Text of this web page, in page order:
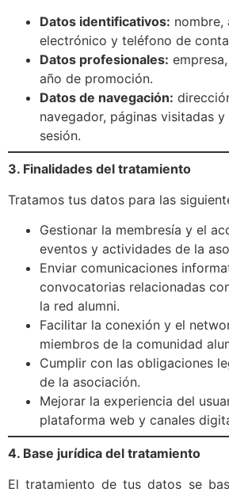
Datos identificativos: nombre,
electrónico y teléfono de
Datos profesionales:
año de promoción.
Datos de navegación:
navegador, páginas visitadas
sesión.
3. Finalidades del tratamiento
Tratamos tus datos para las
Gestionar la membresía y el
eventos y actividades de la
Enviar comunicaciones
convocatorias relacionadas
la red alumni.
Facilitar la conexión y el
miembros de la comunidad
Cumplir con las obligaciones
de la asociación.
Mejorar la experiencia del
plataforma web y canales
4. Base jurídica del tratamiento
El tratamiento de tus datos se